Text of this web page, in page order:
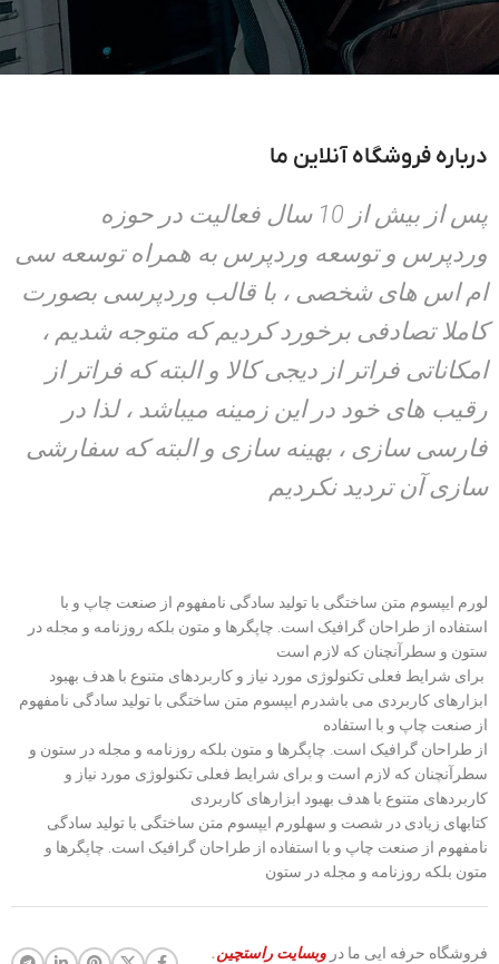
درباره فروشگاه آنلاین ما
پس از بیش از 10 سال فعالیت در حوزه
وردپرس و توسعه وردپرس به همراه توسعه سی
ام اس های شخصی ، با قالب وردپرسی بصورت
کاملا تصادفی برخورد کردیم که متوجه شدیم ،
امکاناتی فراتر از دیجی کالا و البته که فراتر از
رقیب های خود در این زمینه میباشد ، لذا در
فارسی سازی ، بهینه سازی و البته که سفارشی
سازی آن تردید نکردیم
لورم ایپسوم متن ساختگی با تولید سادگی نامفهوم از صنعت چاپ و با
استفاده از طراحان گرافیک است. چاپگرها و متون بلکه روزنامه و مجله در
ستون و سطرآنچنان که لازم است
برای شرایط فعلی تکنولوژی مورد نیاز و کاربردهای متنوع با هدف بهبود
ابزارهای کاربردی می باشدرم ایپسوم متن ساختگی با تولید سادگی نامفهوم
از صنعت چاپ و با استفاده
از طراحان گرافیک است. چاپگرها و متون بلکه روزنامه و مجله در ستون و
سطرآنچنان که لازم است و برای شرایط فعلی تکنولوژی مورد نیاز و
کاربردهای متنوع با هدف بهبود ابزارهای کاربردی
کتابهای زیادی در شصت و سهلورم ایپسوم متن ساختگی با تولید سادگی
نامفهوم از صنعت چاپ و با استفاده از طراحان گرافیک است. چاپگرها و
متون بلکه روزنامه و مجله در ستون
فروشگاه حرفه ایی ما در وبسایت راستچین.